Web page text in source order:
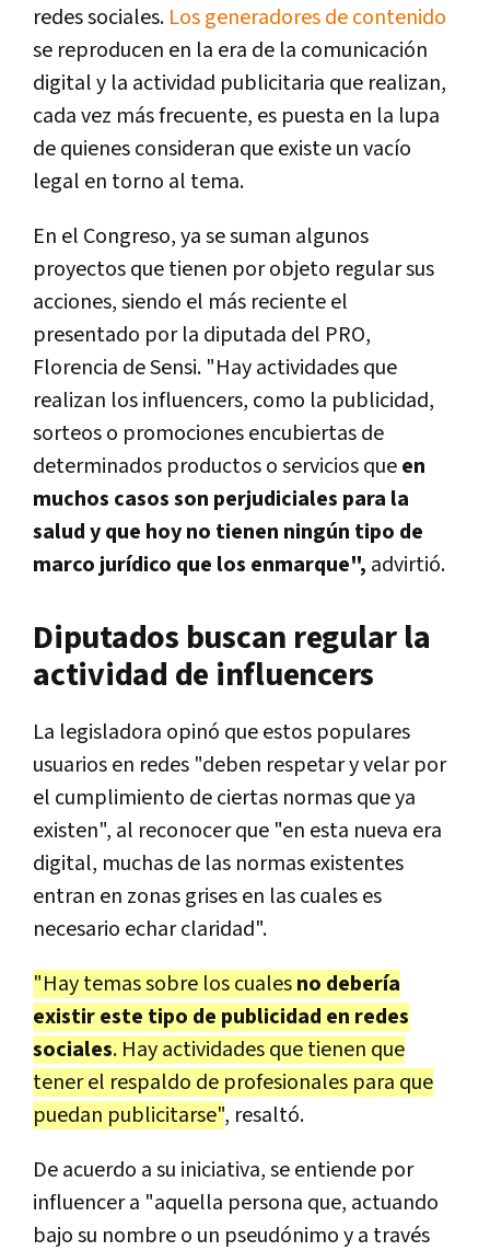
redes sociales. Los generadores de contenido
se reproducen en la era de la comunicación
digital y la actividad publicitaria que realizan,
cada vez más frecuente, es puesta en la lupa
de quienes consideran que existe un vacío
legal en torno al tema.
En el Congreso, ya se suman algunos
proyectos que tienen por objeto regular sus
acciones, siendo el más reciente el
presentado por la diputada del PRO,
Florencia de Sensi. "Hay actividades que
realizan los influencers, como la publicidad,
sorteos o promociones encubiertas de
determinados productos o servicios queen
muchos casos son perjudiciales para la
salud y que hoy no tienen ningún tipo de
marco jurídico que los enmarque", advirtió.
Diputados buscan regular la
actividad de influencers
La legisladora opinó que estos populares
usuarios en redes "deben respetar y velar por
el cumplimiento de ciertas normas que ya
existen", al reconocer que "en esta nueva era
digital, muchas de las normas existentes
entran en zonas grises en las cuales es
necesario echar claridad".
"Hay temas sobre los cualesno debería
existir este tipo de publicidad en redes
sociales. Hay actividades que tienen que
tener el respaldo de profesionales para que
puedan publicitarse", resaltó.
De acuerdo a su iniciativa, se entiende por
influencer a "aquella persona que, actuando
bajo su nombre o un pseudónimo y a través